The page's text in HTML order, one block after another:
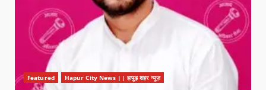
Featured Hapur City News || हापुड़ शहर न्यूज़